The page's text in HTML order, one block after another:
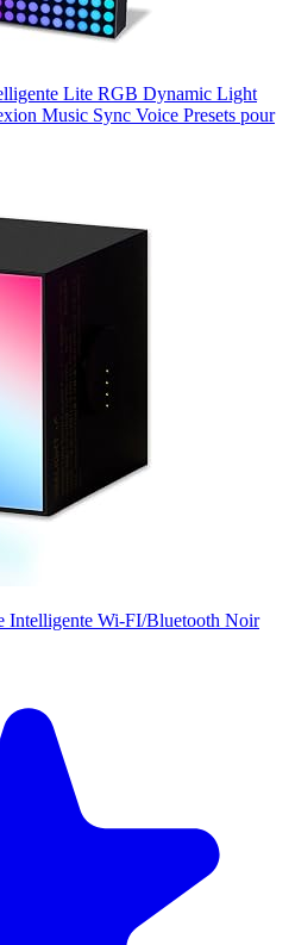
Lite RGB Dynamic Light
Music Sync Voice Presets pour
Intelligente Wi-FI/Bluetooth Noir